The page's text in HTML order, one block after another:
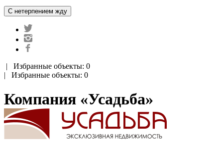
| Избранные объекты: 0
| Избранные объекты: 0
Компания «Усадьба»